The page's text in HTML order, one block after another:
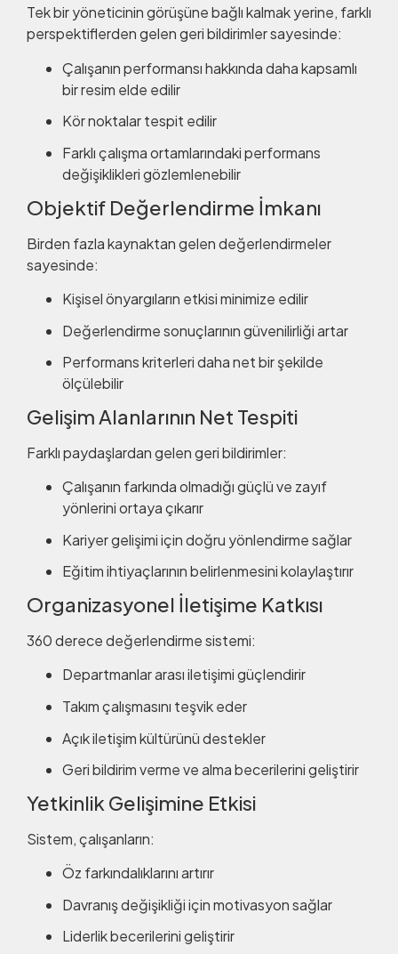
Tek bir yöneticinin görüşüne bağlı kalmak yerine, farklı
perspektiflerden gelen geri bildirimler sayesinde:
Çalışanın performansı hakkında daha kapsamlı
bir resim elde edilir
Kör noktalar tespit edilir
Farklı çalışma ortamlarındaki performans
değişiklikleri gözlemlenebilir
Objektif Değerlendirme İmkanı
Birden fazla kaynaktan gelen değerlendirmeler
sayesinde:
Kişisel önyargıların etkisi minimize edilir
Değerlendirme sonuçlarının güvenilirliği artar
Performans kriterleri daha net bir şekilde
ölçülebilir
Gelişim Alanlarının Net Tespiti
Farklı paydaşlardan gelen geri bildirimler:
Çalışanın farkında olmadığı güçlü ve zayıf
yönlerini ortaya çıkarır
Kariyer gelişimi için doğru yönlendirme sağlar
Eğitim ihtiyaçlarının belirlenmesini kolaylaştırır
Organizasyonel İletişime Katkısı
360 derece değerlendirme sistemi:
Departmanlar arası iletişimi güçlendirir
Takım çalışmasını teşvik eder
Açık iletişim kültürünü destekler
Geri bildirim verme ve alma becerilerini geliştirir
Yetkinlik Gelişimine Etkisi
Sistem, çalışanların:
Öz farkındalıklarını artırır
Davranış değişikliği için motivasyon sağlar
Liderlik becerilerini geliştirir